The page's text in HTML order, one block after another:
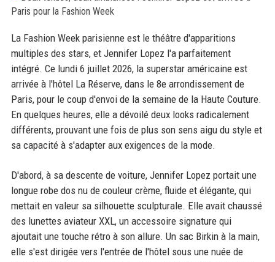
La Fashion Week parisienne est le théâtre d'apparitions
multiples des stars, et Jennifer Lopez l'a parfaitement
intégré. Ce lundi 6 juillet 2026, la superstar américaine est
arrivée à l'hôtel La Réserve, dans le 8e arrondissement de
Paris, pour le coup d'envoi de la semaine de la Haute Couture.
En quelques heures, elle a dévoilé deux looks radicalement
différents, prouvant une fois de plus son sens aigu du style et
sa capacité à s'adapter aux exigences de la mode.
D'abord, à sa descente de voiture, Jennifer Lopez portait une
longue robe dos nu de couleur crème, fluide et élégante, qui
mettait en valeur sa silhouette sculpturale. Elle avait chaussé
des lunettes aviateur XXL, un accessoire signature qui
ajoutait une touche rétro à son allure. Un sac Birkin à la main,
elle s'est dirigée vers l'entrée de l'hôtel sous une nuée de